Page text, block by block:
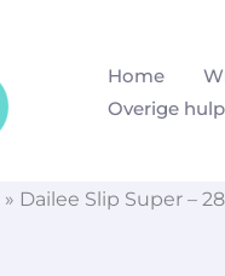
Home
Overige
» Dailee Slip Super –